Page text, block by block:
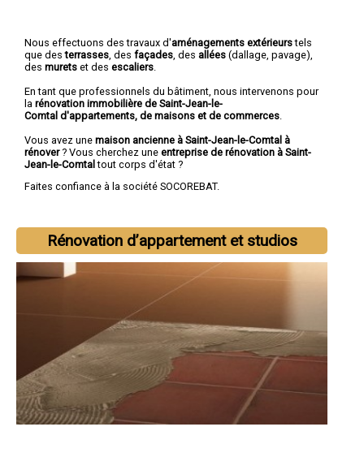
Nous effectuons des travaux d'aménagements extérieurstels
que desterrasses , des façades , des allées (dallage, pavage),
des murets et des escaliers
En tant que professionnels du bâtiment, nous intervenons pour
la rénovation immobilière de Saint-Jean-le-
Comtal d'appartements, de maisons et de commerces
Vous avez une maison ancienne à Saint-Jean-le-Comtal à
rénover? Vous cherchez une entreprise de rénovation à Saint-
Jean-le-Comtaltout corps d'état ?
Faites confiance à la société SOCOREBAT.
Rénovation d’appartement et studios